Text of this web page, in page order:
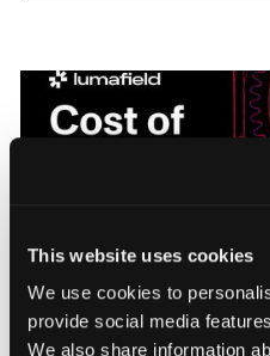
This website uses cookies
We use cookies to
provide social media
We also share information
Manufacturers Know
Money. Most Don't
Quality costs most